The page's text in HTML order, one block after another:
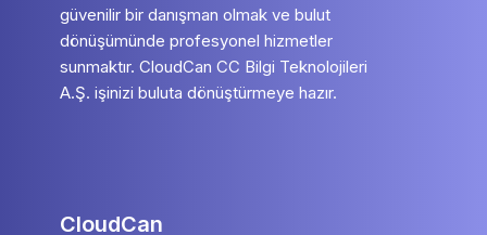
güvenilir bir danışman olmak ve bulut
dönüşümünde profesyonel hizmetler
sunmaktır. CloudCan CC Bilgi Teknolojileri
A.Ş. işinizi buluta dönüştürmeye hazır.
CloudCan